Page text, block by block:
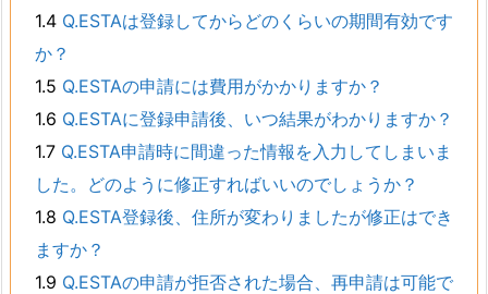
1.4 Q.ESTAは登録してからどのくらいの期間有効です
か？
1.5 Q.ESTAの申請には費用がかかりますか？
1.6 Q.ESTAに登録申請後、いつ結果がわかりますか？
1.7 Q.ESTA申請時に間違った情報を入力してしまいま
した。どのように修正すればいいのでしょうか？
1.8 Q.ESTA登録後、住所が変わりましたが修正はでき
ますか？
1.9 Q.ESTAの申請が拒否された場合、再申請は可能で